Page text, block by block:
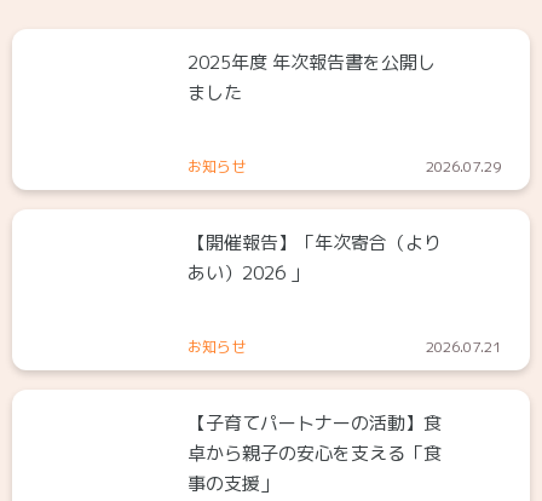
2025年度 年次報告書を公開し
ました
お知らせ 2026.07.29
【開催報告】「年次寄合（より
あい）2026 」
お知らせ 2026.07.21
【子育てパートナーの活動】食
卓から親子の安心を支える「食
事の支援」